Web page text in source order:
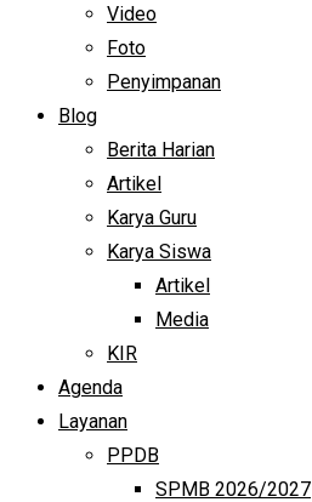
Video
Foto
Penyimpanan
Blog
Berita Harian
Artikel
Karya Guru
Karya Siswa
Artikel
Media
KIR
Agenda
Layanan
PPDB
SPMB 2026/2027